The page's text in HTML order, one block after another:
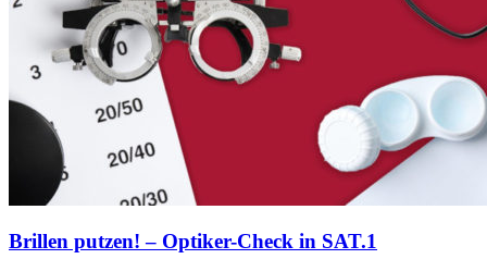
Brillen putzen! – Optiker-Check in SAT.1